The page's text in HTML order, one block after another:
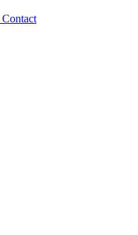
Contact